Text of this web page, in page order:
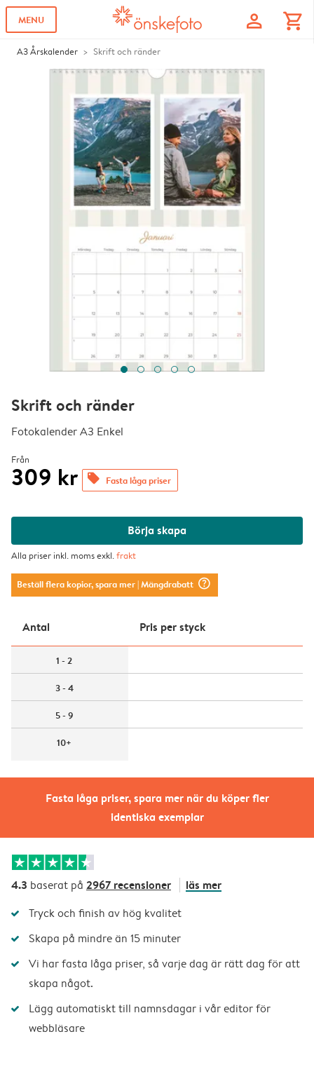
MENU profile shopping_cart
A3 Årskalender Skrift och ränder
Fasta låga priser, spara mer när du köper fler
identiska exemplar
Skrift och ränder
Fotokalender A3 Enkel
Från
309 kr offers Fasta låga priser
Börja skapa
Alla priser inkl. moms exkl.frakt
Beställ flera kopior, spara mer| Mängdrabatt question_mark_circle
Antal Pris per styck
1 - 2
3 - 4
5 - 9
10+
4.3 baserat på 2967 recensioner läs mer
Tryck och finish av hög kvalitet
Skapa på mindre än 15 minuter
Vi har fasta låga priser, så varje dag är rätt dag för att
skapa något.
Lägg automatiskt till namnsdagar i vår editor för
webbläsare